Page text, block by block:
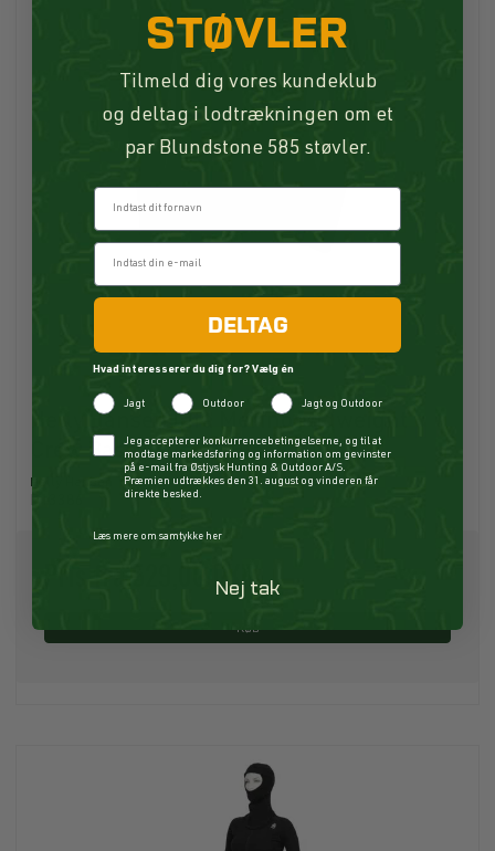
Crew Base Layer W Black
Helly Hansen
529,00 DKK
Køb
STØVLER
Tilmeld dig vores kundeklub
og deltag i lodtrækningen om et
par Blundstone 585 støvler.
Fornavn
DELTAG
Hvad interesserer du dig for? Vælg én
Jagt Outdoor Jagt og Outdoor
CheckboxJeg accepterer konkurrencebetingelserne, og til at
modtage markedsføring og information om gevinster
på e-mail fra Østjysk Hunting & Outdoor A/S.
Præmien udtrækkes den 31. august og vinderen får
direkte besked.
Læs mere om samtykke her
Nej tak